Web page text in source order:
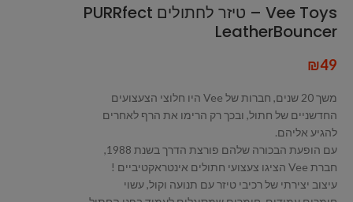
Vee Toys – טיזר לחתולים PURRfect
LeatherBouncer
₪49
משך 20 שנים, חברות של Vee היו חלוצי הצעצועים
החדשניים של חתול, ובכך רק הרימו את הרף לאחרים
להגיע אליהם.
עם הופעת הבכורה שלהם פורצת הדרך בשנת 1988,
חברת Vee הציגו צעצועי חתולים אינטראקטיביים !
עיצוב יצירתי של רכיבי טיזר עם תנועה וקול, עשוי